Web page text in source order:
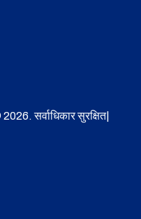
सर्वाधिकार सुरक्षित|